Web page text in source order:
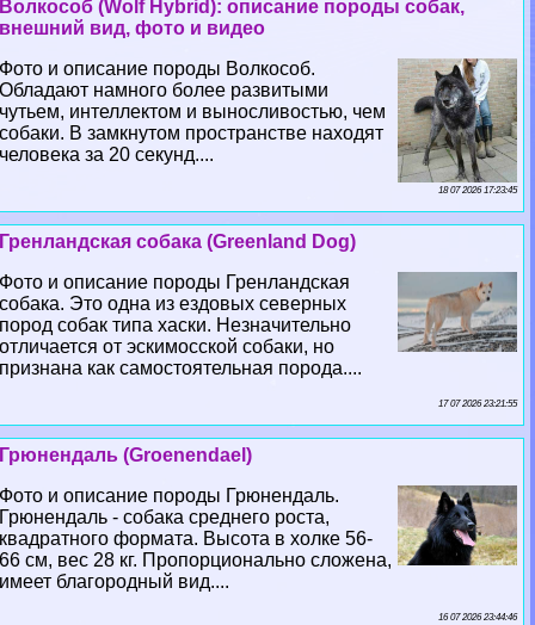
Волкособ (Wolf Hybrid): описание породы собак,
внешний вид, фото и видео
Фото и описание породы Волкособ.
Обладают намного более развитыми
чутьем, интеллектом и выносливостью, чем
собаки. В замкнутом прострaнcтве находят
человека за 20 секунд....
18 07 2026 17:23:45
Гренландская собака (Greenland Dog)
Фото и описание породы Гренландская
собака. Это одна из ездовых северных
пород собак типа хаски. Незначительно
отличается от эскимосской собаки, но
признана как самостоятельная порода....
17 07 2026 23:21:55
Грюнендаль (Groenendael)
Фото и описание породы Грюнендаль.
Грюнендаль - собака среднего роста,
квадратного формата. Высота в холке 56-
66 см, вес 28 кг. Пропорционально сложена,
имеет благородный вид....
16 07 2026 23:44:46